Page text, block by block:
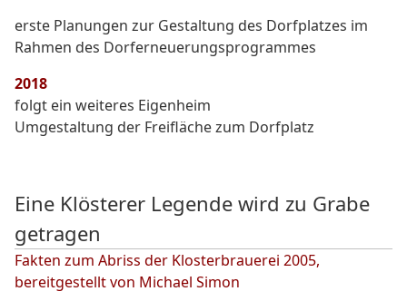
erste Planungen zur Gestaltung des Dorfplatzes im
Rahmen des Dorferneuerungsprogrammes
2018
folgt ein weiteres Eigenheim
Umgestaltung der Freifläche zum Dorfplatz
Eine Klösterer Legende wird zu Grabe
getragen
Fakten zum Abriss der Klosterbrauerei 2005,
bereitgestellt von Michael Simon